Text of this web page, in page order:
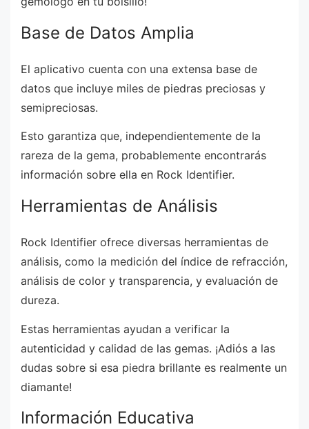
Base de Datos Amplia
El aplicativo cuenta con una extensa base de
datos que incluye miles de piedras preciosas y
semipreciosas.
Esto garantiza que, independientemente de la
rareza de la gema, probablemente encontrarás
información sobre ella en Rock Identifier.
Herramientas de Análisis
Rock Identifier ofrece diversas herramientas de
análisis, como la medición del índice de refracción,
análisis de color y transparencia, y evaluación de
dureza.
Estas herramientas ayudan a verificar la
autenticidad y calidad de las gemas. ¡Adiós a las
dudas sobre si esa piedra brillante es realmente un
diamante!
Información Educativa